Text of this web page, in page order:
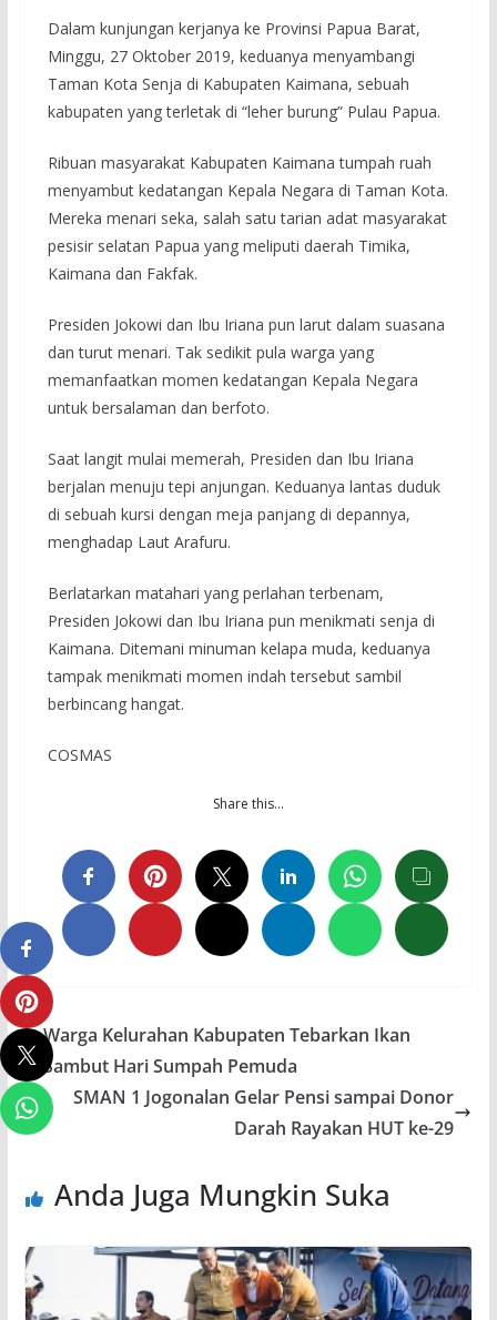
Dalam kunjungan kerjanya ke Provinsi Papua Barat,
Minggu, 27 Oktober 2019, keduanya menyambangi
Taman Kota Senja di Kabupaten Kaimana, sebuah
kabupaten yang terletak di “leher burung” Pulau Papua.
Ribuan masyarakat Kabupaten Kaimana tumpah ruah
menyambut kedatangan Kepala Negara di Taman Kota.
Mereka menari seka, salah satu tarian adat masyarakat
pesisir selatan Papua yang meliputi daerah Timika,
Kaimana dan Fakfak.
Presiden Jokowi dan Ibu Iriana pun larut dalam suasana
dan turut menari. Tak sedikit pula warga yang
memanfaatkan momen kedatangan Kepala Negara
untuk bersalaman dan berfoto.
Saat langit mulai memerah, Presiden dan Ibu Iriana
berjalan menuju tepi anjungan. Keduanya lantas duduk
di sebuah kursi dengan meja panjang di depannya,
menghadap Laut Arafuru.
Berlatarkan matahari yang perlahan terbenam,
Presiden Jokowi dan Ibu Iriana pun menikmati senja di
Kaimana. Ditemani minuman kelapa muda, keduanya
tampak menikmati momen indah tersebut sambil
berbincang hangat.
COSMAS
Share this…
Warga Kelurahan Kabupaten Tebarkan Ikan
Sambut Hari Sumpah Pemuda
SMAN 1 Jogonalan Gelar Pensi sampai Donor
Darah Rayakan HUT ke-29
Anda Juga Mungkin Suka